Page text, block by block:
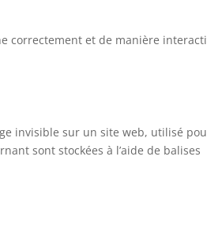
correctement et de manière
invisible sur un site web, utilisé
sont stockées à l’aide de balises